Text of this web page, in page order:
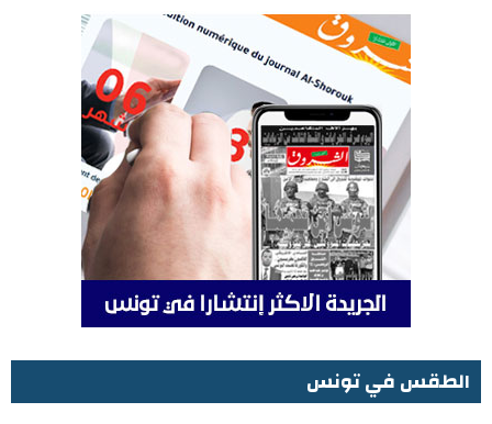
الطقس في تونس